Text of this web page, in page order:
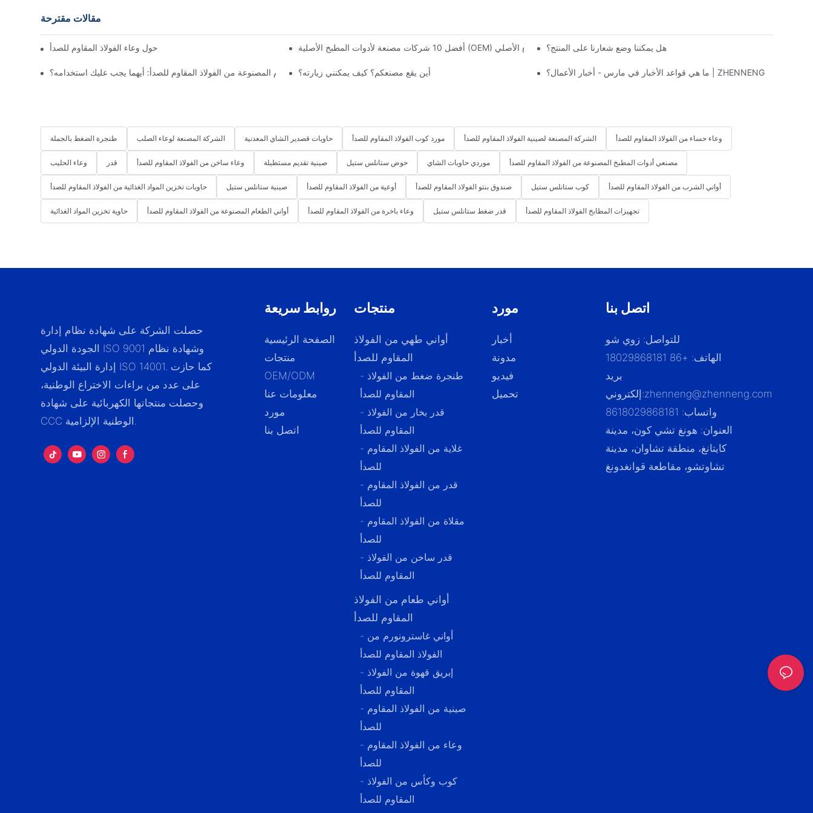
مقالات مقترحة
كل ما تحتاج لمعرفته حول وعاء الفولاذ المقاوم للصدأ أفضل 10 شركات مصنعة لأدوات المطبخ الأصلية (OEM) والتصميم والتصنيع الأصلي (ODM) في الصين
هل يمكننا وضع شعارنا على المنتج؟
أوعية الطعام الزجاجية مقابل أوعية الطعام المصنوعة من الفولاذ المقاوم للصدأ: أيهما يجب عليك استخدامه؟
أين يقع مصنعكم؟ كيف يمكنني زيارته؟ ما هي قواعد الأخبار في مارس - أخبار الأعمال؟ | ZHENNENG
طنجرة الضغط بالجملة الشركة المصنعة لوعاء الصلب حاويات قصدير الشاي المعدنية مورد كوب الفولاذ المقاوم للصدأ الشركة المصنعة لصينية الفولاذ المقاوم للصدأ وعاء حساء من الفولاذ المقاوم للصدأ
وعاء الحليب قدر وعاء ساخن من الفولاذ المقاوم للصدأ صينية تقديم مستطيلة حوض ستانلس ستيل موردي حاويات الشاي مصنعي أدوات المطبخ المصنوعة من الفولاذ المقاوم للصدأ
حاويات تخزين المواد الغذائية من الفولاذ المقاوم للصدأ صينية ستانلس ستيل أوعية من الفولاذ المقاوم للصدأ صندوق بنتو الفولاذ المقاوم للصدأ كوب ستانلس ستيل أواني الشرب من الفولاذ المقاوم للصدأ
حاوية تخزين المواد الغذائية أواني الطعام المصنوعة من الفولاذ المقاوم للصدأ وعاء باخرة من الفولاذ المقاوم للصدأ قدر ضغط ستانلس ستيل تجهيزات المطابخ الفولاذ المقاوم للصدأ
حصلت الشركة على شهادة نظام إدارة
الجودة الدولي ISO 9001 وشهادة نظام
إدارة البيئة الدولي ISO 14001. كما حازت
على عدد من براءات الاختراع الوطنية،
وحصلت منتجاتها الكهربائية على شهادة
CCC الوطنية الإلزامية.
روابط سريعة
الصفحة الرئيسية
منتجات
OEM/ODM
معلومات عنا
مورد
اتصل بنا
منتجات
أواني طهي من الفولاذ
المقاوم للصدأ
- طنجرة ضغط من الفولاذ
المقاوم للصدأ
- قدر بخار من الفولاذ
المقاوم للصدأ
- غلاية من الفولاذ المقاوم
للصدأ
- قدر من الفولاذ المقاوم
للصدأ
- مقلاة من الفولاذ المقاوم
للصدأ
- قدر ساخن من الفولاذ
المقاوم للصدأ
أواني طعام من الفولاذ
المقاوم للصدأ
- أواني غاسترونورم من
الفولاذ المقاوم للصدأ
- إبريق قهوة من الفولاذ
المقاوم للصدأ
- صينية من الفولاذ المقاوم
للصدأ
- وعاء من الفولاذ المقاوم
للصدأ
- كوب وكأس من الفولاذ
المقاوم للصدأ
مورد
أخبار
مدونة
فيديو
تحميل
اتصل بنا
للتواصل: زوي شو
الهاتف: +86 18029868181
بريد
إلكتروني:zhenneng@zhenneng.com
واتساب: 8618029868181
العنوان: هونغ تشي كون، مدينة
كايتانغ، منطقة تشاوان، مدينة
تشاوتشو، مقاطعة قوانغدونغ